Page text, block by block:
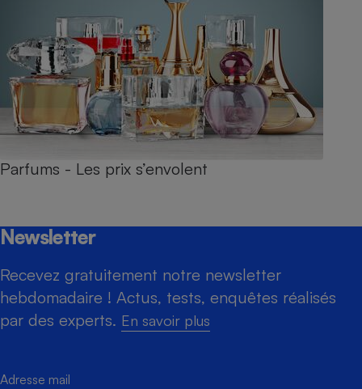
Parfums - Les prix s’envolent
Newsletter
Recevez gratuitement notre newsletter
hebdomadaire ! Actus, tests, enquêtes réalisés
par des experts. En savoir plus
Adresse mail